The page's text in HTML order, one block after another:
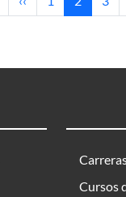
Cursos